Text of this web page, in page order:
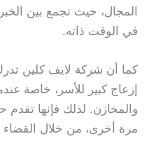
المجال، حيث تجمع بين
في الوقت ذاته.
كما أن شركة لايف كلين
إزعاج كبير للأسر، خاصة
والمخازن. لذلك فإنها تقدم
مرة أخرى، من خلال القضاء